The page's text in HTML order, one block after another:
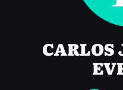
CARLOS